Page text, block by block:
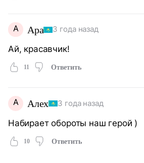
А Ара 3 года назад
Ай, красавчик!
11 Ответить
А Алех 3 года назад
Набирает обороты наш герой )
10 Ответить